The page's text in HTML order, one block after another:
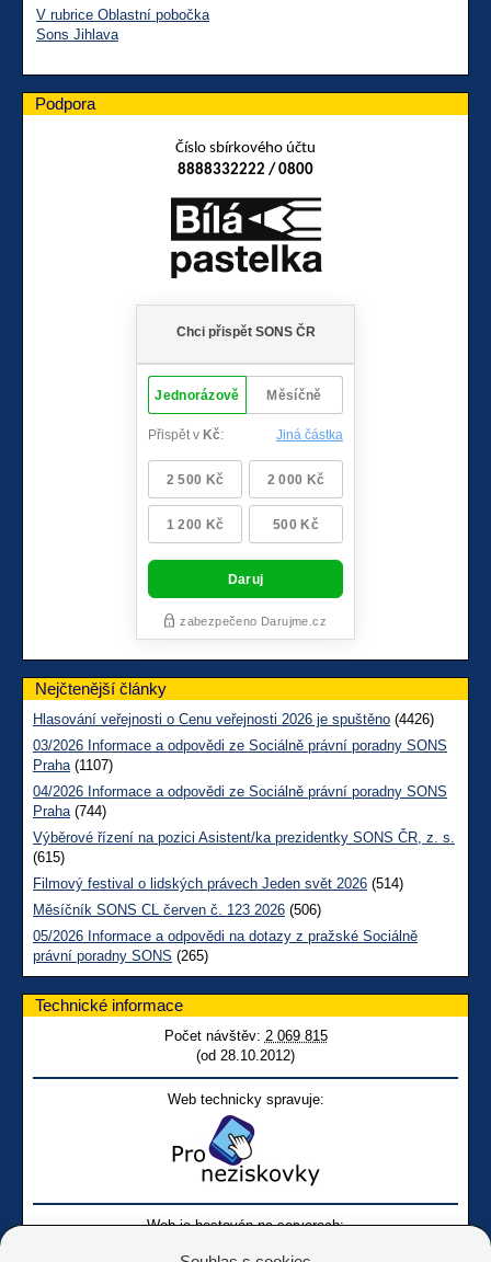
V rubrice Oblastní pobočka
Sons Jihlava
Podpora
Číslo sbírkového účtu
8888332222 / 0800
Nejčtenější články
Hlasování veřejnosti o Cenu veřejnosti 2026 je spuštěno (4426)
03/2026 Informace a odpovědi ze Sociálně právní poradny SONS
Praha(1107)
04/2026 Informace a odpovědi ze Sociálně právní poradny SONS
Praha(744)
Výběrové řízení na pozici Asistent/ka prezidentky SONS ČR, z. s.
(615)
Filmový festival o lidských právech Jeden svět 2026 (514)
Měsíčník SONS CL červen č. 123 2026 (506)
05/2026 Informace a odpovědi na dotazy z pražské Sociálně
právní poradny SONS (265)
Technické informace
Počet návštěv: 2 069 815
(od 28.10.2012)
Web technicky spravuje:
Web je hostován na serverech: